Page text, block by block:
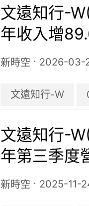
文遠知行-
年收入增
動駕駛出租
新時空 · 2026-03-
文遠知行-W
文遠知行-
年第三季度
虧損3.07億
新時空 · 2025-11-